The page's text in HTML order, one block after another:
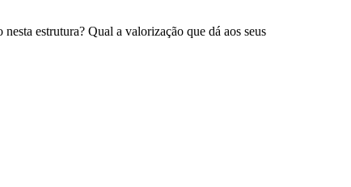
estrutura? Qual a valorização que dá aos seus